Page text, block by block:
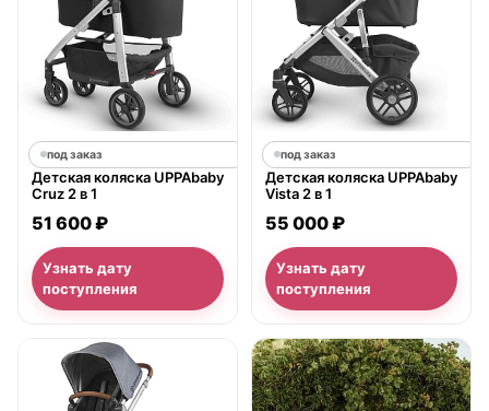
под заказ
Детская коляска UPPAbaby
Cruz 2 в 1
51 600 ₽
Узнать дату
поступления
под заказ
Детская коляска UPPAbaby
Vista 2 в 1
55 000 ₽
Узнать дату
поступления